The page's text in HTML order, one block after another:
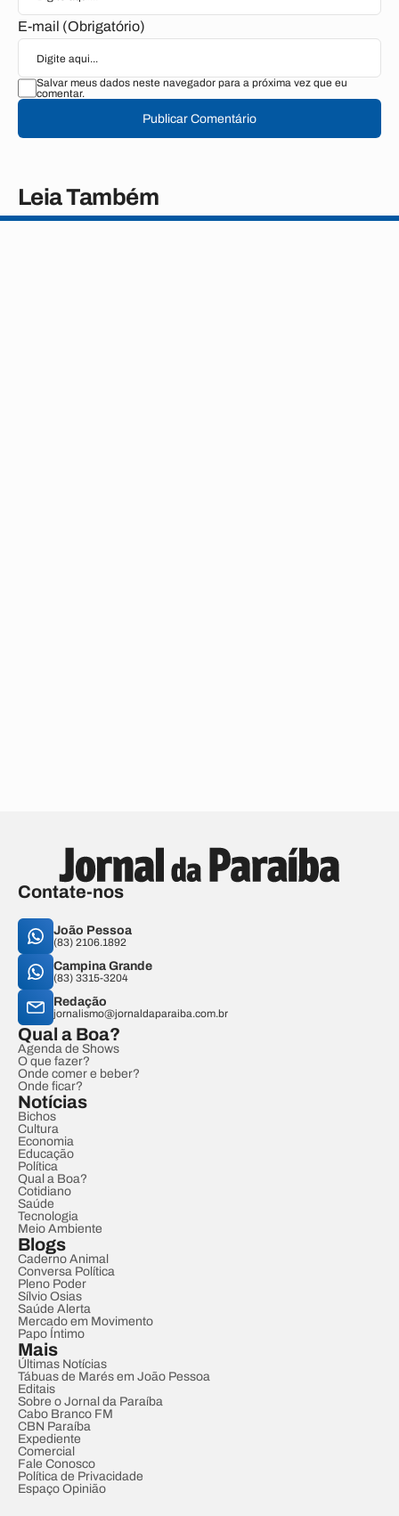
E-mail (Obrigatório)
Salvar meus dados neste navegador para a próxima vez que eu
comentar.
Publicar Comentário
Leia Também
Contate-nos
João Pessoa
(83) 2106.1892
Campina Grande
(83) 3315-3204
Redação
jornalismo@jornaldaparaiba.com.br
Qual a Boa?
Agenda de Shows
O que fazer?
Onde comer e beber?
Onde ficar?
Notícias
Bichos
Cultura
Economia
Educação
Política
Qual a Boa?
Cotidiano
Saúde
Tecnologia
Meio Ambiente
Blogs
Caderno Animal
Conversa Política
Pleno Poder
Sílvio Osias
Saúde Alerta
Mercado em Movimento
Papo Íntimo
Mais
Últimas Notícias
Tábuas de Marés em João Pessoa
Editais
Sobre o Jornal da Paraíba
Cabo Branco FM
CBN Paraíba
Expediente
Comercial
Fale Conosco
Política de Privacidade
Espaço Opinião